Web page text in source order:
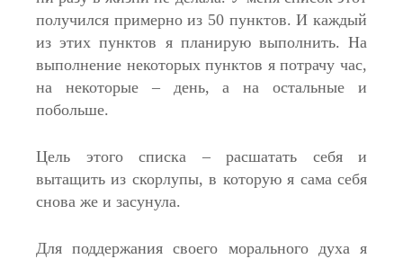
получился примерно из 50 пунктов. И каждый
из этих пунктов я планирую выполнить. На
выполнение некоторых пунктов я потрачу час,
на некоторые – день, а на остальные и
побольше.
Цель этого списка – расшатать себя и
вытащить из скорлупы, в которую я сама себя
снова же и засунула.
Для поддержания своего морального духа я